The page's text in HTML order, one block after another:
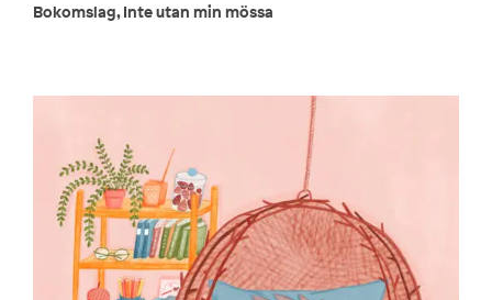
Bokomslag, Inte utan min mössa